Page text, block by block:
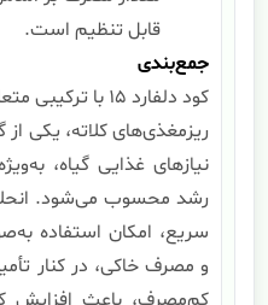
قابل تنظیم است.
جمع‌بندی
کود دلفارد ۱۵ با
ریزمغذی‌های کلاته، یکی
نیازهای غذایی گیاه،
رشد محسوب می‌شود.
سریع، امکان استفاده
و مصرف خاکی، در کنار